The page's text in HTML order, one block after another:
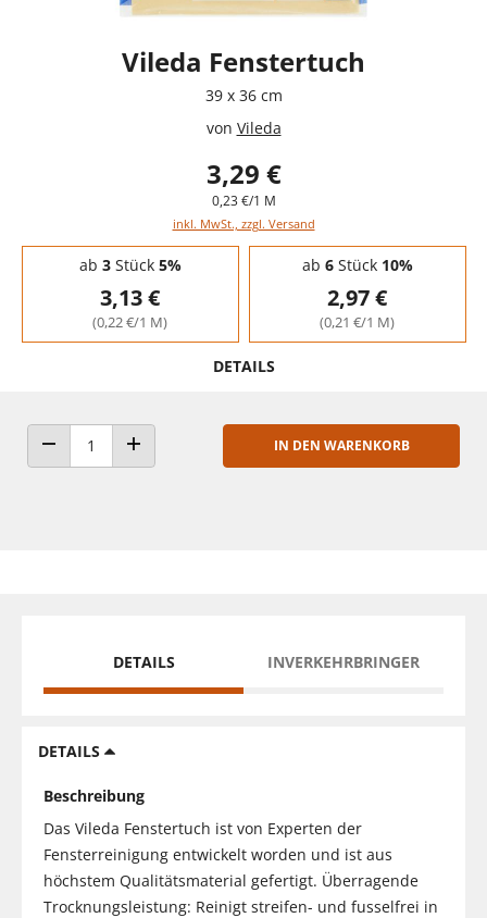
Vileda Fenstertuch
39 x 36 cm
von Vileda
3,29 €
0,23 €/1 M
inkl. MwSt., zzgl. Versand
Staffelpreise - Mengenrabatt
ab 3Stück 5%
3,13 €
(0,22 €/1 M)
ab 6Stück 10%
2,97 €
(0,21 €/1 M)
DETAILS
ANZAHL VERRINGERNANZAHL ERHÖHEN
IN DEN WARENKORB
DETAILS INVERKEHRBRINGER
DETAILS
Beschreibung
Das Vileda Fenstertuch ist von Experten der
Fensterreinigung entwickelt worden und ist aus
höchstem Qualitätsmaterial gefertigt. Überragende
Trocknungsleistung: Reinigt streifen- und fusselfrei in